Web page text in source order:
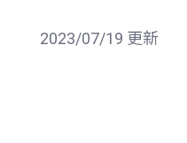
2023/07/19 更新